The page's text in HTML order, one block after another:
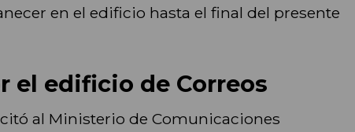
en el edificio hasta el final del presente
el edificio de Correos
al Ministerio de Comunicaciones